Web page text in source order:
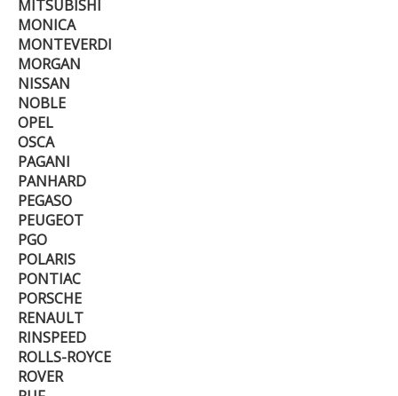
MITSUBISHI
MONICA
MONTEVERDI
MORGAN
NISSAN
NOBLE
OPEL
OSCA
PAGANI
PANHARD
PEGASO
PEUGEOT
PGO
POLARIS
PONTIAC
PORSCHE
RENAULT
RINSPEED
ROLLS-ROYCE
ROVER